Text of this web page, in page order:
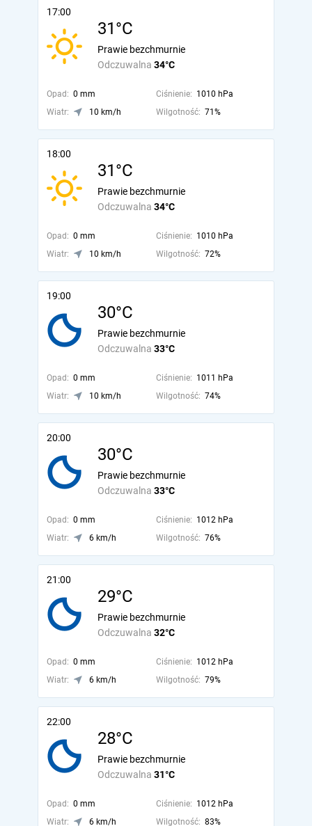
17:00
31°C
Odczuwalna 34°C
Prawie bezchmurnie
Opad: 0 mm Ciśnienie: 1010 hPa
Wiatr:
10 km/h Wilgotność: 71%
18:00
31°C
Odczuwalna 34°C
Prawie bezchmurnie
Opad: 0 mm Ciśnienie: 1010 hPa
Wiatr:
10 km/h Wilgotność: 72%
19:00
30°C
Odczuwalna 33°C
Prawie bezchmurnie
Opad: 0 mm Ciśnienie: 1011 hPa
Wiatr:
10 km/h Wilgotność: 74%
20:00
30°C
Odczuwalna 33°C
Prawie bezchmurnie
Opad: 0 mm Ciśnienie: 1012 hPa
Wiatr:
6 km/h Wilgotność: 76%
21:00
29°C
Odczuwalna 32°C
Prawie bezchmurnie
Opad: 0 mm Ciśnienie: 1012 hPa
Wiatr:
6 km/h Wilgotność: 79%
22:00
28°C
Odczuwalna 31°C
Prawie bezchmurnie
Opad: 0 mm Ciśnienie: 1012 hPa
Wiatr:
6 km/h Wilgotność: 83%